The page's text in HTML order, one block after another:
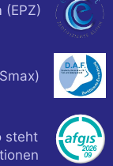
steht